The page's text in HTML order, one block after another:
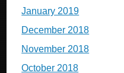
January 2019
December 2018
November 2018
October 2018